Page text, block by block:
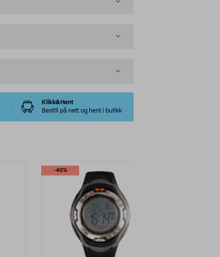
Klikk&Hent
Bestill på nett og hent i butikk
-40%